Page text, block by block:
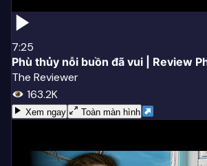
7:25
Phù thủy nỗi buồn đã vui | Review
The Reviewer
163.2K
Xem ngay Toàn màn hình